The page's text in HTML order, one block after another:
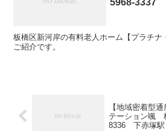
板橋区新河岸の有料老人ホーム【プラチナ
ご紹介です。
【地域密着型
テーション颯
8336 下赤塚駅